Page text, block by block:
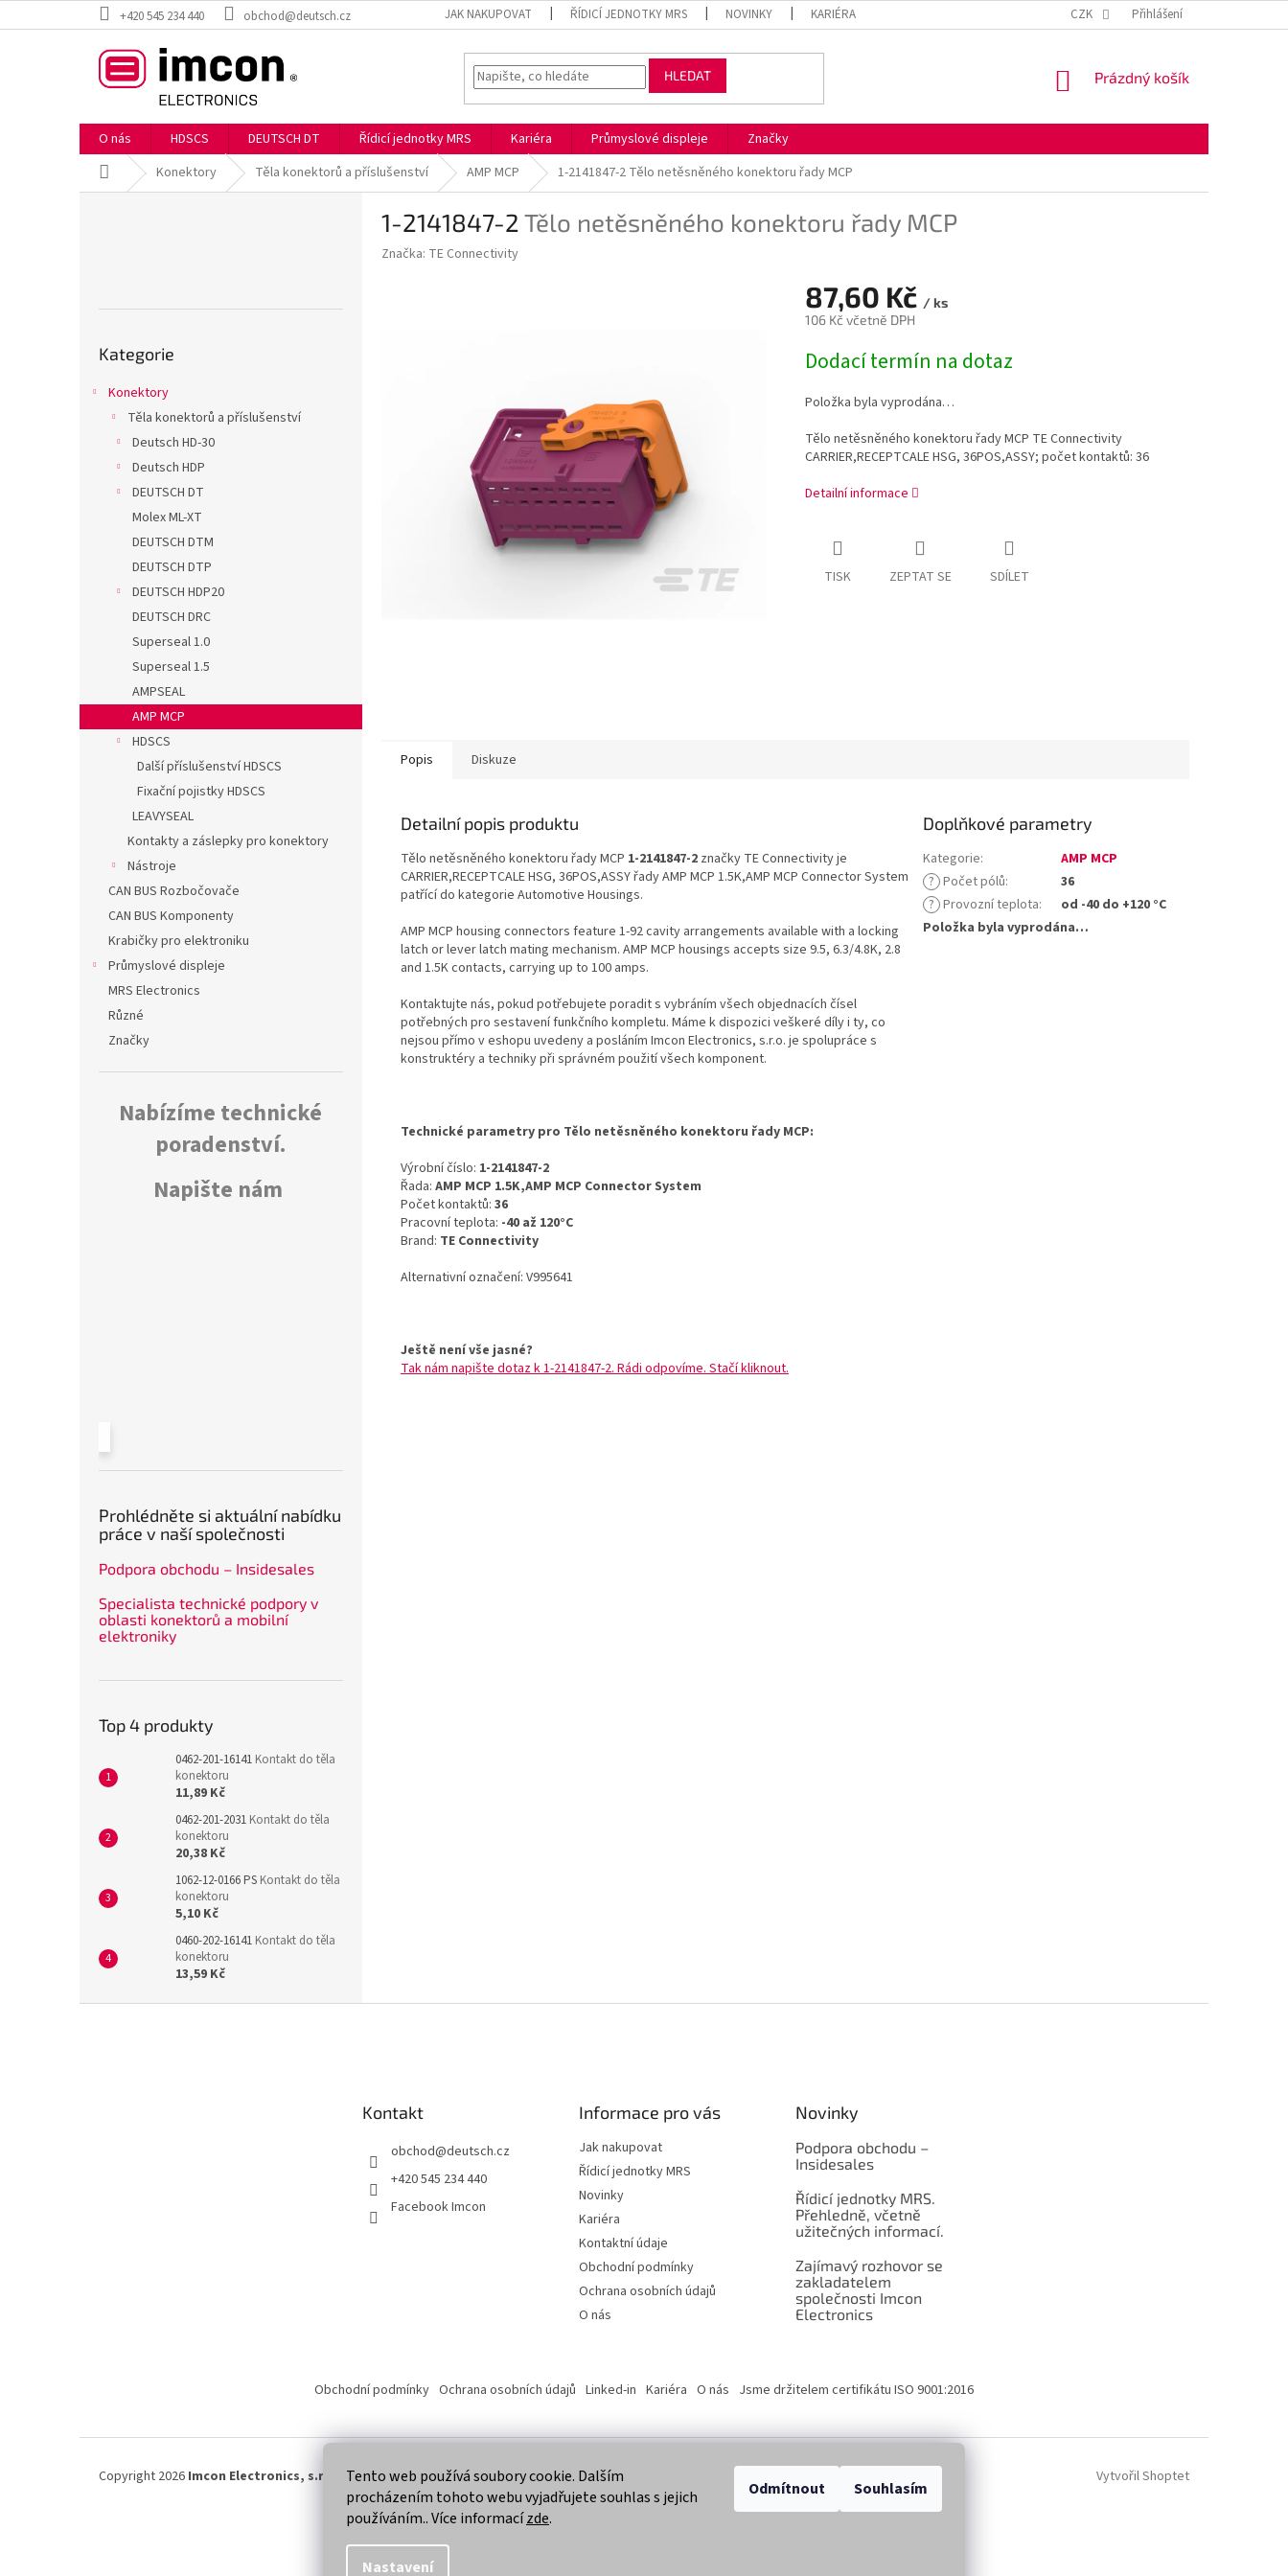
Tento web používá soubory cookie. Dalším
procházením tohoto webu vyjadřujete souhlas s jejich
používáním.. Více informacízde.
Nastavení
Odmítnout Souhlasím
na
+420 545 234 440 obchod@deutsch.cz JAK NAKUPOVAT ŘÍDICÍ JEDNOTKY MRS NOVINKY KARIÉRA OBCHODNÍ PODMÍNKY
CZK Přihlášení
HLEDAT
NÁKUPNÍ
Prázdný košík
O nás HDSCS DEUTSCH DT Řídicí jednotky MRS Kariéra Průmyslové displeje
Značky
Domů Konektory Těla konektorů a příslušenství AMP MCP 1-2141847-2 Tělo netěsněného konektoru řady MCP
kategorie
Kategorie
Konektory
Těla konektorů a příslušenství
Deutsch HD-30
Deutsch HDP
DEUTSCH DT
Molex ML-XT
DEUTSCH DTM
DEUTSCH DTP
DEUTSCH HDP20
DEUTSCH DRC
Superseal 1.0
Superseal 1.5
AMPSEAL
AMP MCP
HDSCS
Další příslušenství HDSCS
Fixační pojistky HDSCS
LEAVYSEAL
Kontakty a záslepky pro konektory
Nástroje
CAN BUS Rozbočovače
CAN BUS Komponenty
Krabičky pro elektroniku
Průmyslové displeje
MRS Electronics
Různé
Značky
Nabízíme technické
poradenství.
Napište nám
Prohlédněte si aktuální nabídku
práce v naší společnosti
Podpora obchodu – Insidesales
Specialista technické podpory v
oblasti konektorů a mobilní
elektroniky
Top 4 produkty
0462-201-16141 Kontakt do těla
konektoru
11,89 Kč
0462-201-2031 Kontakt do těla
konektoru
20,38 Kč
1062-12-0166 PS Kontakt do těla
konektoru
5,10 Kč
0460-202-16141 Kontakt do těla
konektoru
13,59 Kč
1-2141847-2Tělo netěsněného konektoru řady MCP
Značka: TE Connectivity
87,60 Kč / ks
106 Kč včetně DPH
cena:
Dodací termín na dotaz
Položka byla vyprodána…
Tělo netěsněného konektoru řady MCP TE Connectivity
CARRIER,RECEPTCALE HSG, 36POS,ASSY; počet kontaktů: 36
Detailní informace
TISK ZEPTAT SE SDÍLET
Popis Diskuze
Detailní popis produktu
Tělo netěsněného konektoru řady MCP 1-2141847-2 značky TE Connectivity je
CARRIER,RECEPTCALE HSG, 36POS,ASSY řady AMP MCP 1.5K,AMP MCP Connector System
patřící do kategorie Automotive Housings.
AMP MCP housing connectors feature 1-92 cavity arrangements available with a locking
latch or lever latch mating mechanism. AMP MCP housings accepts size 9.5, 6.3/4.8K, 2.8
and 1.5K contacts, carrying up to 100 amps.
Kontaktujte nás, pokud potřebujete poradit s vybráním všech objednacích čísel
potřebných pro sestavení funkčního kompletu. Máme k dispozici veškeré díly i ty, co
nejsou přímo v eshopu uvedeny a posláním Imcon Electronics, s.r.o. je spolupráce s
konstruktéry a techniky při správném použití všech komponent.
Technické parametry pro Tělo netěsněného konektoru řady MCP:
Výrobní číslo: 1-2141847-2
Řada: AMP MCP 1.5K,AMP MCP Connector System
Počet kontaktů: 36
Pracovní teplota: -40 až 120°C
Brand: TE Connectivity
Alternativní označení: V995641
Ještě není vše jasné?
Tak nám napište dotaz k 1-2141847-2. Rádi odpovíme. Stačí kliknout.
Doplňkové parametry
Kategorie:
AMP MCP
? Počet pólů:
36
? Provozní teplota:
od -40 do +120 °C
Položka byla vyprodána…
Kontakt
obchod@deutsch.cz
+420 545 234 440
Facebook Imcon
Informace pro vás
Jak nakupovat
Řídicí jednotky MRS
Novinky
Kariéra
Kontaktní údaje
Obchodní podmínky
Ochrana osobních údajů
O nás
Novinky
Podpora obchodu –
Insidesales
Řídicí jednotky MRS.
Přehledně, včetně
užitečných informací.
Zajímavý rozhovor se
zakladatelem
společnosti Imcon
Electronics
Obchodní podmínky Ochrana osobních údajů Linked-in Kariéra O nás Jsme držitelem certifikátu ISO 9001:2016
Vytvořil Shoptet
Copyright 2026 Imcon Electronics, s.r.o. . Všechna práva vyhrazena.